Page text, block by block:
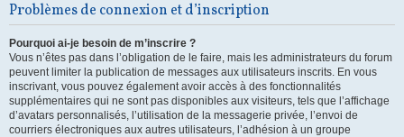
Problèmes de connexion et d’inscription
Pourquoi ai-je besoin de m’inscrire ?
Vous n’êtes pas dans l’obligation de le faire, mais les administrateurs du forum
peuvent limiter la publication de messages aux utilisateurs inscrits. En vous
inscrivant, vous pouvez également avoir accès à des fonctionnalités
supplémentaires qui ne sont pas disponibles aux visiteurs, tels que l’affichage
d’avatars personnalisés, l’utilisation de la messagerie privée, l’envoi de
courriers électroniques aux autres utilisateurs, l’adhésion à un groupe